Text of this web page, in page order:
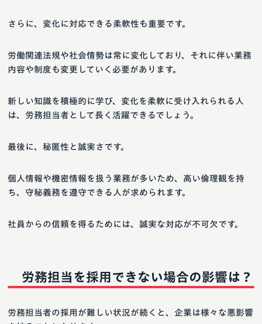
さらに、変化に対応できる柔軟性も重要です。
労働関連法規や社会情勢は常に変化しており、それに伴い業務
内容や制度も変更していく必要があります。
新しい知識を積極的に学び、変化を柔軟に受け入れられる人
は、労務担当者として長く活躍できるでしょう。
最後に、秘匿性と誠実さです。
個人情報や機密情報を扱う業務が多いため、高い倫理観を持
ち、守秘義務を遵守できる人が求められます。
社員からの信頼を得るためには、誠実な対応が不可欠です。
労務担当を採用できない場合の影響は？
労務担当者の採用が難しい状況が続くと、企業は様々な悪影響